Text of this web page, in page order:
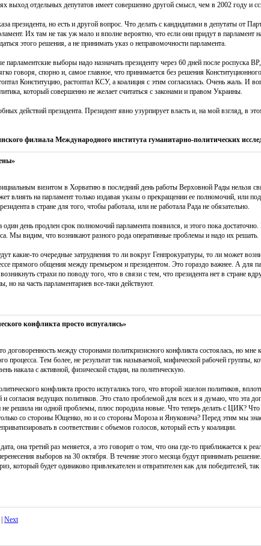
выход отдельных депутатов имеет совершенно другой смысл, чем в 2002 году и
президента, но есть и другой вопрос. Что делать с кандидатами в депутаты от
Их там не так уж мало и вполне вероятно, что если они придут в парламент
этого решения, а не принимать указ о неправомочности парламента.
выборы надо назначать президенту через 60 дней после роспуска
говоря, спорно и, самое главное, что принимается без решения
Конституцию, растоптал КСУ, а коалиция с этим согласилась. Очень жаль. И
который совершенно не желает считаться с законами и правом Украины.
действий президента. Президент явно узурпирует власть и, на мой взгляд, в
филиала Международного института гуманитарно-политических
визитом в Хорватию в последний день работы Верховной Рады нельзя
влиять на парламент только издавая указы о прекращении ее полномочий, или
в стране для того, чтобы работала, или не работала Рада не обязательно.
день продлен срок полномочий парламента появился, и этого пока достаточно.
Мы видим, что возникают разного рода оперативные проблемы и надо их решать.
какие-то очередные затруднения то ли вокруг Генпрокуратуры, то ли может
прямого общения между премьером и президентом. Это гораздо важнее. А для
страхи по поводу того, что в связи с тем, что президента нет в стране
но на часть парламентариев все-таки действуют.
конфликта просто испугались»
договоренность между сторонами политкризисного конфликта состоялась, но мне
процесса. Тем более, не результат так называемой, мифической рабочей группы,
накала с активной, физической стадии, на политическую.
конфликта просто испугались того, что второй эшелон политиков,
и согласия ведущих политиков. Это стало проблемой для всех и я думаю, что эта
не решила ни одной проблемы, плюс породила новые. Что теперь делать с ЦИК?
со стороны Ющенко, но и со стороны Мороза и Януковича? Перед этим мы
в соответствии с объемов голосов, который есть у коалиции.
она третий раз меняется, а это говорит о том, что она где-то приближается к
выборов на 30 октября. В течение этого месяца будут принимать
который будет одинаково привлекателен и отвратителен как для победителей,
Next